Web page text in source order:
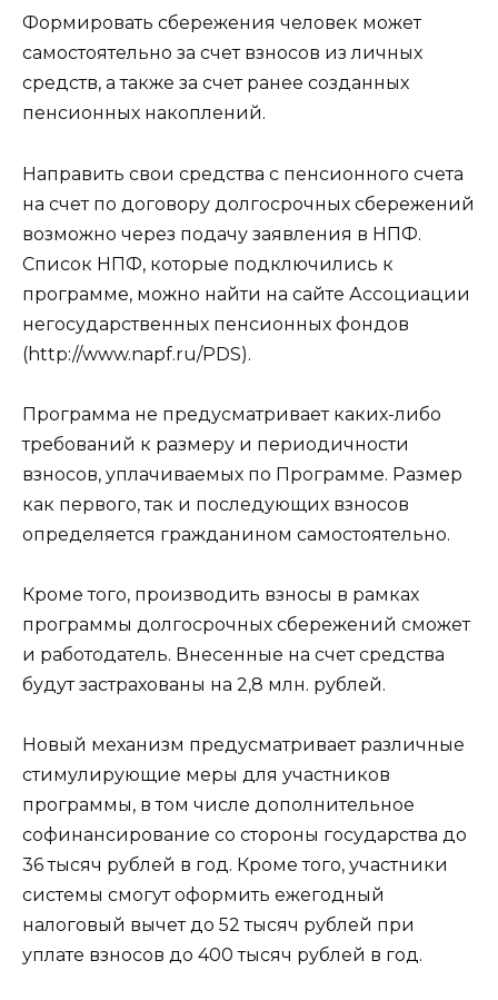
Формировать сбережения человек может
самостоятельно за счет взносов из личных
средств, а также за счет ранее созданных
пенсионных накоплений.
Направить свои средства с пенсионного счета
на счет по договору долгосрочных сбережений
возможно через подачу заявления в НПФ.
Список НПФ, которые подключились к
программе, можно найти на сайте Ассоциации
негосударственных пенсионных фондов
(http://www.napf.ru/PDS).
Программа не предусматривает каких-либо
требований к размеру и периодичности
взносов, уплачиваемых по Программе. Размер
как первого, так и последующих взносов
определяется гражданином самостоятельно.
Кроме того, производить взносы в рамках
программы долгосрочных сбережений сможет
и работодатель. Внесенные на счет средства
будут застрахованы на 2,8 млн. рублей.
Новый механизм предусматривает различные
стимулирующие меры для участников
программы, в том числе дополнительное
софинансирование со стороны государства до
36 тысяч рублей в год. Кроме того, участники
системы смогут оформить ежегодный
налоговый вычет до 52 тысяч рублей при
уплате взносов до 400 тысяч рублей в год.